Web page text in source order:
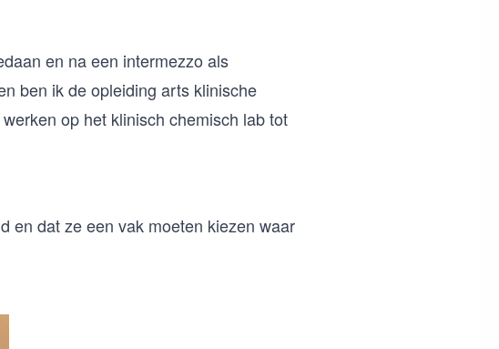
en na een intermezzo als
ben ik de opleiding arts klinische
op het klinisch chemisch lab tot
en dat ze een vak moeten kiezen waar